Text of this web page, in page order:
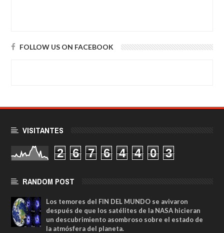
FOLLOW US ON FACEBOOK
VISITANTES
2 6 7 6 4 4 0 3
RANDOM POST
Los temores del FIN DEL MUNDO se avivaron
después de que los satélites de la NASA hicieran
un descubrimiento asombroso sobre el estado de
la atmósfera del planeta.